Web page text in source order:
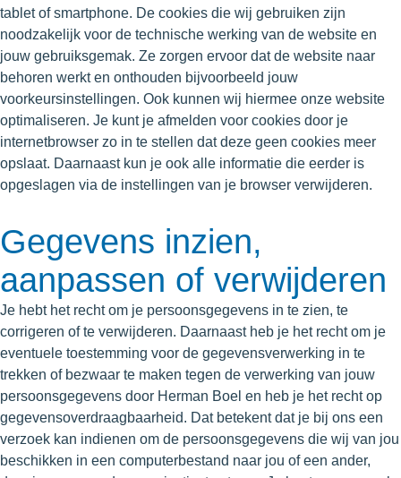
tablet of smartphone. De cookies die wij gebruiken zijn
noodzakelijk voor de technische werking van de website en
jouw gebruiksgemak. Ze zorgen ervoor dat de website naar
behoren werkt en onthouden bijvoorbeeld jouw
voorkeursinstellingen. Ook kunnen wij hiermee onze website
optimaliseren. Je kunt je afmelden voor cookies door je
internetbrowser zo in te stellen dat deze geen cookies meer
opslaat. Daarnaast kun je ook alle informatie die eerder is
opgeslagen via de instellingen van je browser verwijderen.
Gegevens inzien,
aanpassen of verwijderen
Je hebt het recht om je persoonsgegevens in te zien, te
corrigeren of te verwijderen. Daarnaast heb je het recht om je
eventuele toestemming voor de gegevensverwerking in te
trekken of bezwaar te maken tegen de verwerking van jouw
persoonsgegevens door Herman Boel en heb je het recht op
gegevensoverdraagbaarheid. Dat betekent dat je bij ons een
verzoek kan indienen om de persoonsgegevens die wij van jou
beschikken in een computerbestand naar jou of een ander,